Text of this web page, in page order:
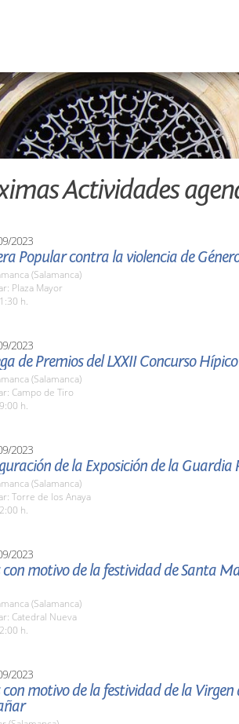
Actividades
2023
Popular contra la violencia de
(Salamanca)
Plaza Mayor
h.
2023
de Premios del LXXII Concurso
(Salamanca)
Campo de Tiro
h.
2023
de la Exposición de la Guardia
(Salamanca)
Torre de los Anaya
h.
2023
con motivo de la festividad de Santa
(Salamanca)
Catedral Nueva
h.
2023
con motivo de la festividad de la Virgen